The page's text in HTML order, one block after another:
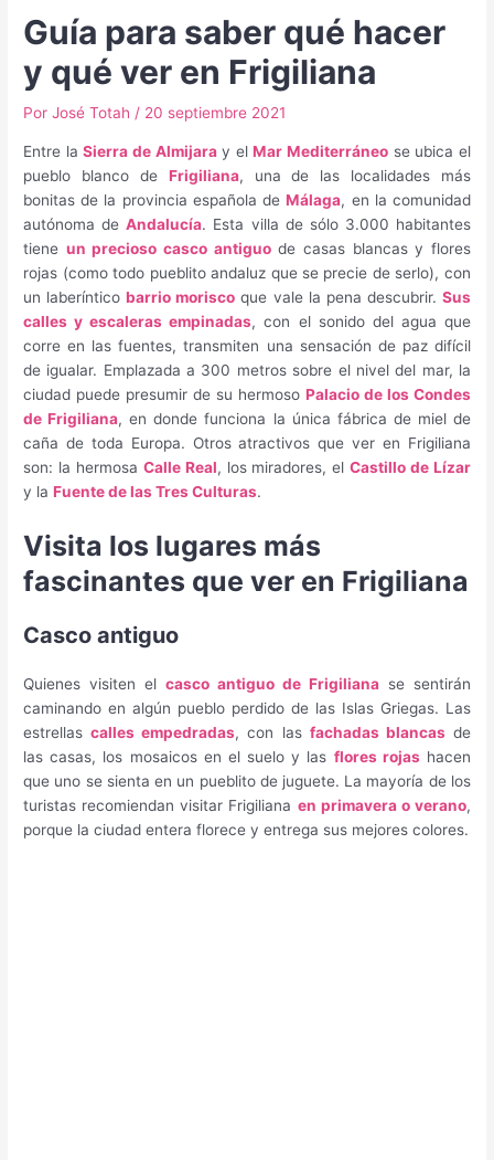
Guía para saber qué hacer
y qué ver en Frigiliana
PorJosé Totah / 20 septiembre 2021
Entre laSierra de Almijaray elMar Mediterráneo se ubica el
pueblo blanco de Frigiliana, una de las localidades más
bonitas de la provincia española deMálaga, en la comunidad
autónoma deAndalucía. Esta villa de sólo 3.000 habitantes
tiene un precioso casco antiguode casas blancas y flores
rojas (como todo pueblito andaluz que se precie de serlo), con
un laberínticobarrio morisco que vale la pena descubrir. Sus
calles y escaleras empinadas, con el sonido del agua que
corre en las fuentes, transmiten una sensación de paz difícil
de igualar. Emplazada a 300 metros sobre el nivel del mar, la
ciudad puede presumir de su hermoso Palacio de los Condes
de Frigiliana, en donde funciona la única fábrica de miel de
caña de toda Europa. Otros atractivos que ver en Frigiliana
son: la hermosa Calle Real, los miradores, elCastillo de Lízar
y laFuente de las Tres Culturas.
Visita los lugares más
fascinantes que ver en Frigiliana
Casco antiguo
Quienes visiten elcasco antiguo de Frigilianase sentirán
caminando en algún pueblo perdido de las Islas Griegas. Las
estrellascalles empedradas, con las fachadas blancasde
las casas, los mosaicos en el suelo y las flores rojashacen
que uno se sienta en un pueblito de juguete. La mayoría de los
turistas recomiendan visitar Frigiliana en primavera o verano,
porque la ciudad entera florece y entrega sus mejores colores.